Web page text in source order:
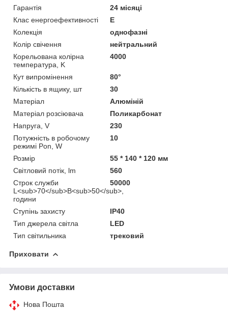
Гарантія
24 місяці
Клас енергоефективності
E
Колекція
однофазні
Колір свічення
нейтральний
Корельована колірна
температура, K
4000
Кут випромінення
80°
Кількість в ящику, шт
30
Матеріал
Алюміній
Матеріал розсіювача
Поликарбонат
Напруга, V
230
Потужність в робочому
режимі Pon, W
10
Розмір
55 * 140 * 120 мм
Світловий потік, lm
560
Строк служби
L<sub>70</sub>B<sub>50</sub>,
години
50000
Ступінь захисту
IP40
Тип джерела світла
LED
Тип світильника
трековий
Приховати
Умови доставки
Нова Пошта